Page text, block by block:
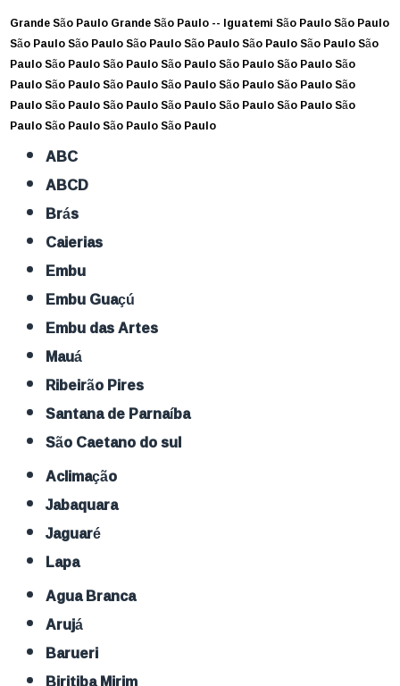
Grande São PauloGrande São Paulo -- IguatemiSão PauloSão Paulo
São PauloSão PauloSão PauloSão PauloSão PauloSão PauloSão
PauloSão PauloSão PauloSão PauloSão PauloSão PauloSão
PauloSão PauloSão PauloSão PauloSão PauloSão PauloSão
PauloSão PauloSão PauloSão PauloSão PauloSão PauloSão
PauloSão PauloSão PauloSão Paulo
ABC
ABCD
Brás
Caierias
Embu
Embu Guaçú
Embu das Artes
Mauá
Ribeirão Pires
Santana de Parnaíba
São Caetano do sul
Aclimação
Jabaquara
Jaguaré
Lapa
Agua Branca
Arujá
Barueri